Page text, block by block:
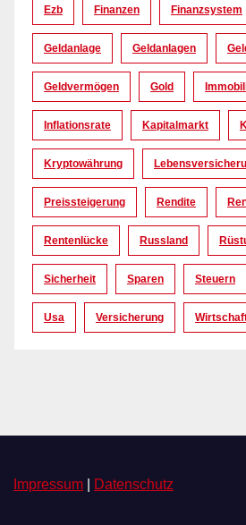
Ezb Finanzen Finanzsystem
Geldanlage Geldanlagen
Geldvermögen Gold
Inflationsrate Kapitalmarkt
Kryptowährung
Preissteigerung Rendite
Rentenlücke Russland
Sicherheit Sparen Steuern
Usa Versicherung
Impressum Datenschutz